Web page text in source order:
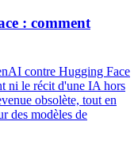
: comment
contre Hugging Face
ni le récit d'une IA hors
obsolète, tout en
des modèles de